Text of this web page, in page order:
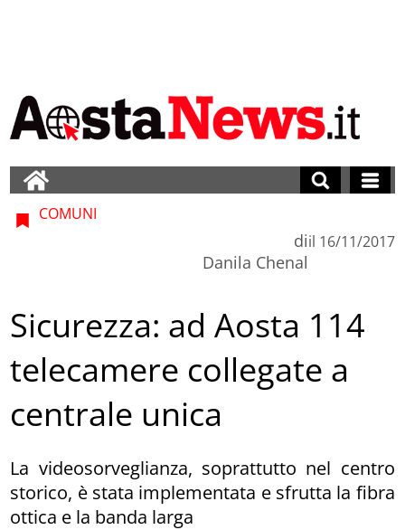
COMUNI
di
Danila Chenal
il 16/11/2017
Sicurezza: ad Aosta 114
telecamere collegate a
centrale unica
La videosorveglianza, soprattutto nel centro
storico, è stata implementata e sfrutta la fibra
ottica e la banda larga